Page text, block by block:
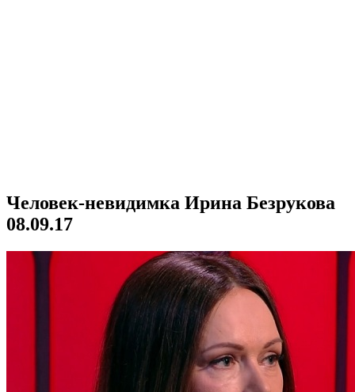
Человек-невидимка Ирина Безрукова
08.09.17